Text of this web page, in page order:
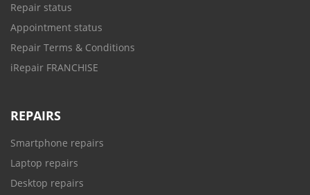
Repair status
Appointment status
Repair Terms & Conditions
iRepair FRANCHISE
REPAIRS
Smartphone repairs
Laptop repairs
Desktop repairs